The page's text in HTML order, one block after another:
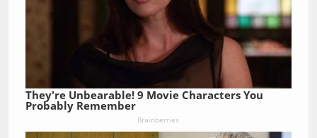
They're Unbearable! 9 Movie Characters You
Probably Remember
Brainberries